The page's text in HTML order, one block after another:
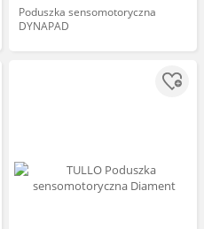
Poduszka sensomotoryczna
DYNAPAD